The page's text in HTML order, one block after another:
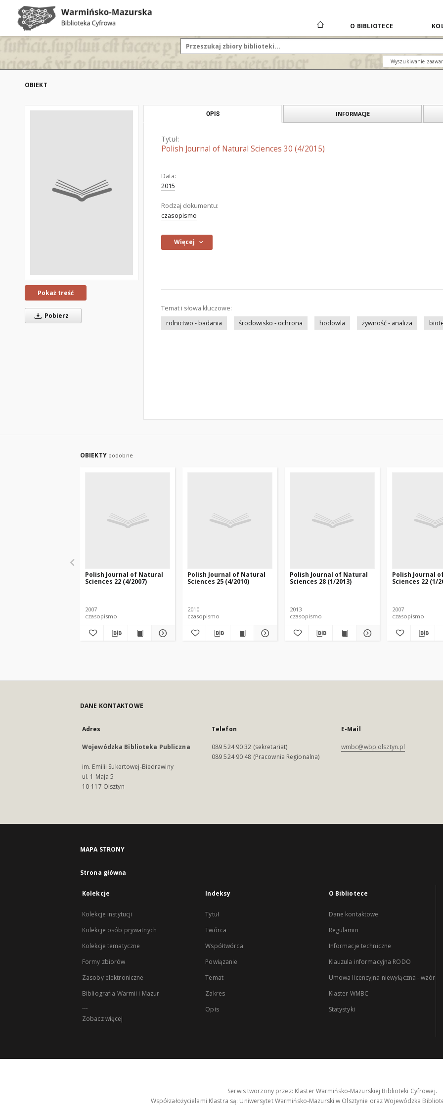
O BIBLIOTECE
Wyszukiwanie
OBIEKT
Pokaż treść
Pobierz
OPIS INFORMACJE
Tytuł:
Polish Journal of Natural Sciences 30 (4/2015)
Data:
2015
Rodzaj dokumentu:
czasopismo
Więcej
Temat i słowa kluczowe:
rolnictwo - badania
środowisko - ochrona hodowla żywność - analiza
OBIEKTY podobne
Polish Journal of Natural
Sciences 22 (4/2007)
2007
czasopismo
Polish Journal of Natural
Sciences 25 (4/2010)
2010
czasopismo
Polish Journal of Natural
Sciences 28 (1/2013)
2013
czasopismo
Polish Journal
Sciences 22 (1/
2007
czasopismo
DANE KONTAKTOWE
Adres
Wojewódzka Biblioteka Publiczna
im. Emilii Sukertowej-Biedrawiny
ul. 1 Maja 5
10-117 Olsztyn
Telefon
089 524 90 32 (sekretariat)
089 524 90 48 (Pracownia Regionalna)
E-Mail
wmbc@wbp.olsztyn.pl
MAPA STRONY
Strona główna
Kolekcje
Kolekcje instytucji
Kolekcje osób prywatnych
Kolekcje tematyczne
Formy zbiorów
Zasoby elektroniczne
Bibliografia Warmii i Mazur
...
Zobacz więcej
Indeksy
Tytuł
Twórca
Współtwórca
Powiązanie
Temat
Zakres
Opis
O Bibliotece
Dane kontaktowe
Regulamin
Informacje techniczne
Klauzula informacyjna RODO
Umowa licencyjna niewyłączna - wzór
Klaster WMBC
Statystyki
Serwis tworzony przez: Klaster Warmińsko-Mazurskiej Biblioteki Cyfrowej.
Współzałożycielami Klastra są: Uniwersytet Warmińsko-Mazurski w Olsztynie oraz Wojewódzka